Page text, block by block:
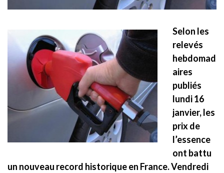
Selon les
relevés
hebdomad
aires
publiés
lundi 16
janvier, les
prix de
l’essence
ont battu
un nouveau record historique en France. Vendredi